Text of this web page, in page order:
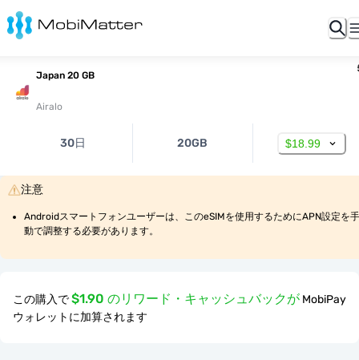
Japan 20 GB
Airalo
30日 20GB $18.99
注意
Androidスマートフォンユーザーは、このeSIMを使用するためにAPN設定を手
動で調整する必要があります。
この購入で$1.90 のリワード・キャッシュバックが MobiPay
ウォレットに加算されます